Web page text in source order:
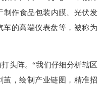
制作食品包装内膜、光伏发
车的高端仪表盘等，被称为
头阵。“我们仔细分析辖区
，绘制产业链图，精准招